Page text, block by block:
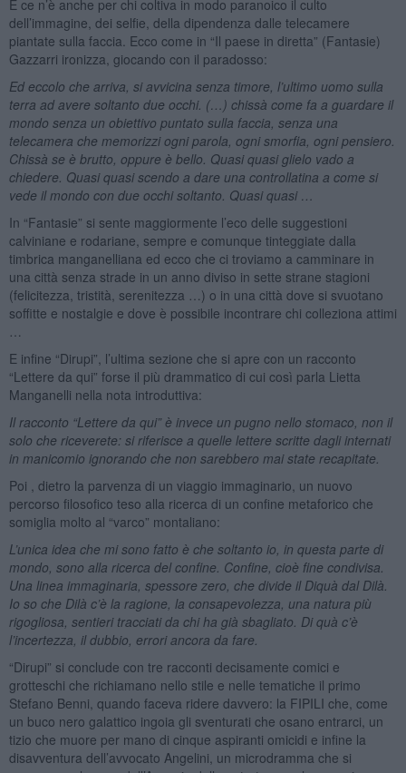
E ce n’è anche per chi coltiva in modo paranoico il culto
dell’immagine, dei selfie, della dipendenza dalle telecamere
piantate sulla faccia. Ecco come in “Il paese in diretta” (Fantasie)
Gazzarri ironizza, giocando con il paradosso:
Ed eccolo che arriva, si avvicina senza timore, l’ultimo uomo sulla
terra ad avere soltanto due occhi. (…) chissà come fa a guardare il
mondo senza un obiettivo puntato sulla faccia, senza una
telecamera che memorizzi ogni parola, ogni smorfia, ogni pensiero.
Chissà se è brutto, oppure è bello. Quasi quasi glielo vado a
chiedere. Quasi quasi scendo a dare una controllatina a come si
vede il mondo con due occhi soltanto. Quasi quasi …
In “Fantasie” si sente maggiormente l’eco delle suggestioni
calviniane e rodariane, sempre e comunque tinteggiate dalla
timbrica manganelliana ed ecco che ci troviamo a camminare in
una città senza strade in un anno diviso in sette strane stagioni
(felicitezza, tristità, serenitezza …) o in una città dove si svuotano
soffitte e nostalgie e dove è possibile incontrare chi colleziona attimi
E infine “Dirupi”, l’ultima sezione che si apre con un racconto
“Lettere da qui” forse il più drammatico di cui così parla Lietta
Manganelli nella nota introduttiva:
Il racconto “Lettere da qui” è invece un pugno nello stomaco, non il
solo che riceverete: si riferisce a quelle lettere scritte dagli internati
in manicomio ignorando che non sarebbero mai state recapitate.
Poi , dietro la parvenza di un viaggio immaginario, un nuovo
percorso filosofico teso alla ricerca di un confine metaforico che
somiglia molto al “varco” montaliano:
L’unica idea che mi sono fatto è che soltanto io, in questa parte di
mondo, sono alla ricerca del confine. Confine, cioè fine condivisa.
Una linea immaginaria, spessore zero, che divide il Diquà dal Dilà.
Io so che Dilà c’è la ragione, la consapevolezza, una natura più
rigogliosa, sentieri tracciati da chi ha già sbagliato. Di quà c’è
l’incertezza, il dubbio, errori ancora da fare.
“Dirupi” si conclude con tre racconti decisamente comici e
grotteschi che richiamano nello stile e nelle tematiche il primo
Stefano Benni, quando faceva ridere davvero: la FIPILI che, come
un buco nero galattico ingoia gli sventurati che osano entrarci, un
tizio che muore per mano di cinque aspiranti omicidi e infine la
disavventura dell’avvocato Angelini, un microdramma che si